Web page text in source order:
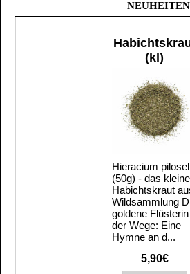
NEUHEITEN
(kl)
Hieracium
(50g) - das kleine
Habichtskraut
Wildsammlung
goldene Flüsterin
der Wege: Eine
Hymne an d...
5,90€